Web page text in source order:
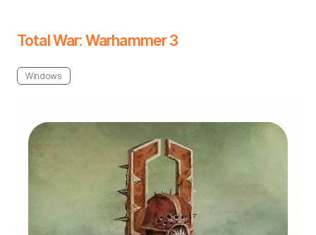
Total War: Warhammer 3
Windows